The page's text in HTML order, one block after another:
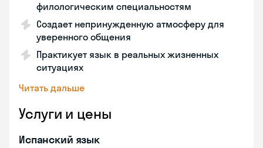
филологическим специальностям
Создает непринужденную атмосферу для
уверенного общения
Практикует язык в реальных жизненных
ситуациях
Читать дальше
Услуги и цены
Испанский язык